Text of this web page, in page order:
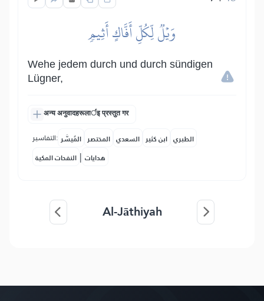
وَيۡلٞ لِّكُلِّ أَفَّاكٍ أَثِيمٖ
Wehe jedem durch und durch sündigen
Lügner,
अन्य अनुवादहरूलार्इ प्रस्तुत गर
التفاسير: المُيسَّر المختصر السعدي ابن كثير الطبري
النفحات المكية | هدايات
Al-Jāthiyah